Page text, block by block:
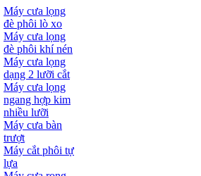
Máy cưa lọng
đè phôi lò xo
Máy cưa lọng
đè phôi khí nén
Máy cưa lọng
dạng 2 lưỡi cắt
Máy cưa lọng
ngang hợp kim
nhiều lưỡi
Máy cưa bàn
trượt
Máy cắt phôi tự
lựa